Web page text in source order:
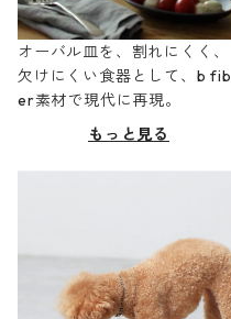
オーバル皿を、割れにくく、
欠けにくい食器として、b fib
er素材で現代に再現。
もっと見る